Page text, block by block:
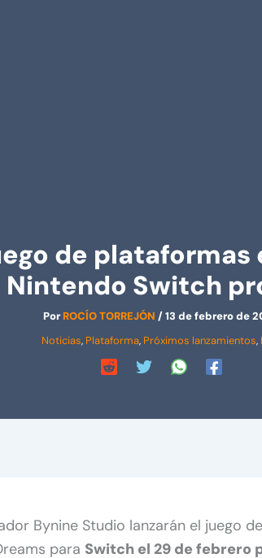
de
Nintendo Switch
PorROCÍO TORREJÓN /13 de febrero de
Noticias, Plataforma, Próximos lanzamientos,
Bynine Studio lanzarán el juego de
para Switch el 29 de febrero